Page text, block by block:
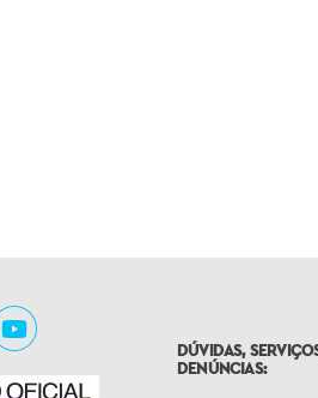
DÚVIDAS,
DENÚNCIAS: